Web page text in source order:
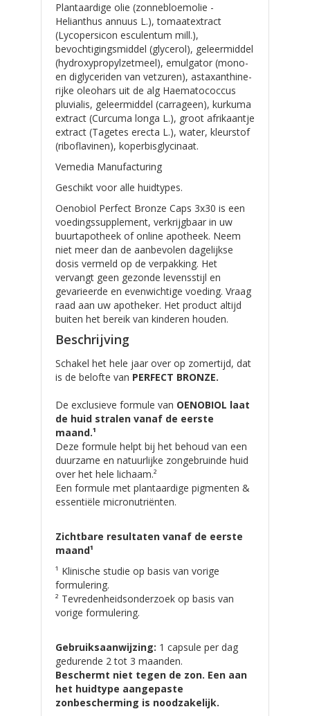
Plantaardige olie (zonnebloemolie -
Helianthus annuus L.), tomaatextract
(Lycopersicon esculentum mill.),
bevochtigingsmiddel (glycerol), geleermiddel
(hydroxypropylzetmeel), emulgator (mono-
en diglyceriden van vetzuren), astaxanthine-
rijke oleohars uit de alg Haematococcus
pluvialis, geleermiddel (carrageen), kurkuma
extract (Curcuma longa L.), groot afrikaantje
extract (Tagetes erecta L.), water, kleurstof
(riboflavinen), koperbisglycinaat.
Vemedia Manufacturing
Geschikt voor alle huidtypes.
Oenobiol Perfect Bronze Caps 3x30 is een
voedingssupplement, verkrijgbaar in uw
buurtapotheek of online apotheek. Neem
niet meer dan de aanbevolen dagelijkse
dosis vermeld op de verpakking. Het
vervangt geen gezonde levensstijl en
gevarieerde en evenwichtige voeding. Vraag
raad aan uw apotheker. Het product altijd
buiten het bereik van kinderen houden.
Beschrijving
Schakel het hele jaar over op zomertijd, dat
is de belofte van PERFECT BRONZE.
De exclusieve formule van OENOBIOL laat
de huid stralen vanaf de eerste
maand.¹
Deze formule helpt bij het behoud van een
duurzame en natuurlijke zongebruinde huid
over het hele lichaam.²
Een formule met plantaardige pigmenten &
essentiële micronutriënten.
Zichtbare resultaten vanaf de eerste
maand¹
¹ Klinische studie op basis van vorige
formulering.
² Tevredenheidsonderzoek op basis van
vorige formulering.
Gebruiksaanwijzing: 1 capsule per dag
gedurende 2 tot 3 maanden.
Beschermt niet tegen de zon. Een aan
het huidtype aangepaste
zonbescherming is noodzakelijk.